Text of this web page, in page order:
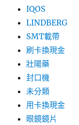
IQOS
LINDBERG
SMT載帶
刷卡換現金
壯陽藥
封口機
未分類
用卡換現金
眼鏡鏡片